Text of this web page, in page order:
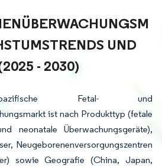
UND P
- 2030)
pazifische Fetal- und
ist nach Produkttyp (fetale
neonatale Überwachungsgeräte),
Neugeborenenversorgungszentren
sowie Geografie (China, Japan,